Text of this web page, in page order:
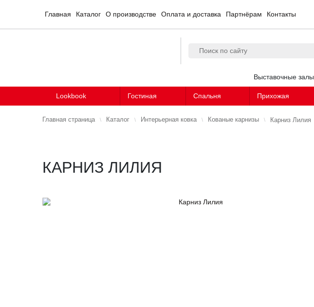
Главная Каталог О производстве Оплата и доставка Партнёрам Контакты
Выставочные залы
Lookbook Гостиная Спальня Прихожая
Главная страница Каталог Интерьерная ковка Кованые карнизы Карниз Лилия
КАРНИЗ ЛИЛИЯ